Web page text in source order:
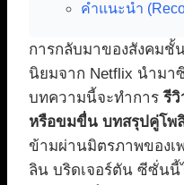
คำแนะนำ
การกลับมาของสังคมชั้
นิยมจาก Netflix นำมา
บทความนี้จะทำการรี
หรือขมขื่น บทสรุปคู่โพ
ข้ามผ่านมิตรภาพของเ
ลิน บริดเจอร์ตัน ซีซั่นนี้